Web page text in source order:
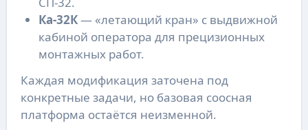
Ка-32К— «летающий кран» с выдвижной
кабиной оператора для прецизионных
монтажных работ.
Каждая модификация заточена под
конкретные задачи, но базовая соосная
платформа остаётся неизменной.